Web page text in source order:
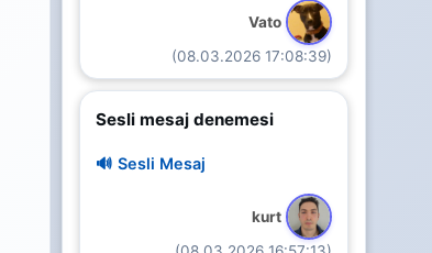
Vato
(08.03.2026 17:08:39)
Sesli mesaj denemesi
🔊 Sesli Mesaj
kurt